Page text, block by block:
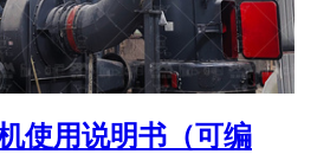
使用说明书（可编